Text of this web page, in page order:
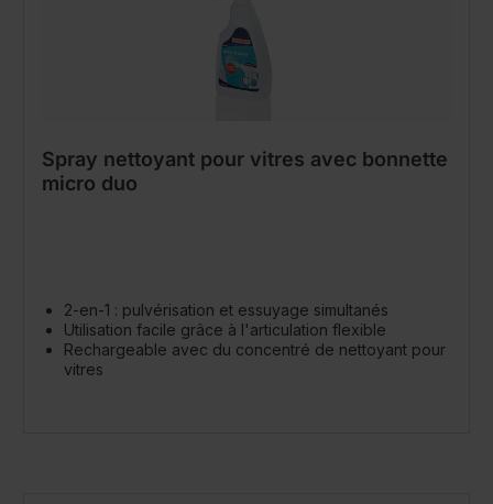
Spray nettoyant pour vitres avec bonnette
micro duo
2-en-1 : pulvérisation et essuyage simultanés
Utilisation facile grâce à l'articulation flexible
Rechargeable avec du concentré de nettoyant pour
vitres